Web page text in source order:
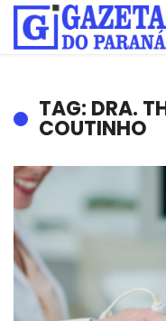
TAG: DRA.
COUTINHO